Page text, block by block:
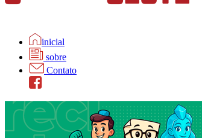
inicial
sobre
Contato